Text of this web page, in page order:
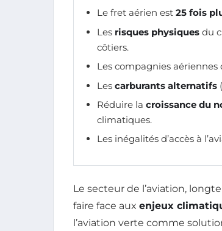
Le fret aérien est 25 fois
Les risques physiques du
côtiers.
Les compagnies
Les carburants alternatifs
Réduire la croissance du
climatiques.
Les inégalités d’accès à
Le secteur de l’aviation,
faire face aux enjeux
l’aviation verte comme